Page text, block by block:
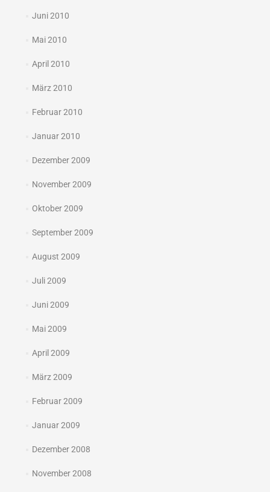
Juni 2010
Mai 2010
April 2010
März 2010
Februar 2010
Januar 2010
Dezember 2009
November 2009
Oktober 2009
September 2009
August 2009
Juli 2009
Juni 2009
Mai 2009
April 2009
März 2009
Februar 2009
Januar 2009
Dezember 2008
November 2008